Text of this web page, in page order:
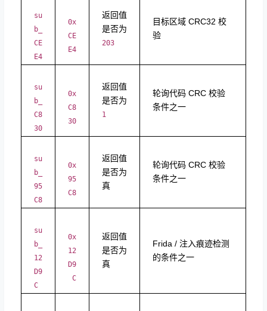
su
b_
CE
E4
0x
CE
E4
返回值
是否为
203
目标区域 CRC32 校
验
su
b_
C8
30
0x
C8
30
返回值
是否为
1
轮询代码 CRC 校验
条件之一
su
b_
95
C8
0x
95
C8
返回值
是否为
真
轮询代码 CRC 校验
条件之一
su
b_
12
D9
C
0x
12
D9
C
返回值
是否为
真
Frida / 注入痕迹检测
的条件之一